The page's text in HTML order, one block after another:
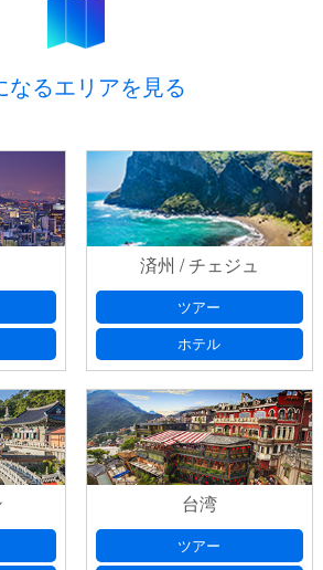
なるエリアを見る
済州 / チェジュ
ツアー
ホテル
台湾
ツアー